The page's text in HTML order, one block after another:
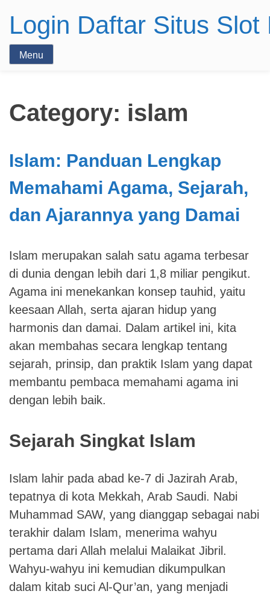
Login Daftar Situs Slot
Menu
Category: islam
Islam: Panduan Lengkap
Memahami Agama, Sejarah,
dan Ajarannya yang Damai
Islam merupakan salah satu agama terbesar
di dunia dengan lebih dari 1,8 miliar pengikut.
Agama ini menekankan konsep tauhid, yaitu
keesaan Allah, serta ajaran hidup yang
harmonis dan damai. Dalam artikel ini, kita
akan membahas secara lengkap tentang
sejarah, prinsip, dan praktik Islam yang dapat
membantu pembaca memahami agama ini
dengan lebih baik.
Sejarah Singkat Islam
Islam lahir pada abad ke-7 di Jazirah Arab,
tepatnya di kota Mekkah, Arab Saudi. Nabi
Muhammad SAW, yang dianggap sebagai nabi
terakhir dalam Islam, menerima wahyu
pertama dari Allah melalui Malaikat Jibril.
Wahyu-wahyu ini kemudian dikumpulkan
dalam kitab suci Al-Qur’an, yang menjadi